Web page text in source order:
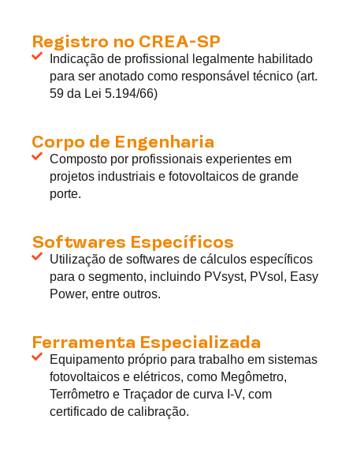
Registro no CREA-SP
Indicação de profissional legalmente habilitado
para ser anotado como responsável técnico (art.
59 da Lei 5.194/66)
Corpo de Engenharia
Composto por profissionais experientes em
projetos industriais e fotovoltaicos de grande
porte.
Softwares Específicos
Utilização de softwares de cálculos específicos
para o segmento, incluindo PVsyst, PVsol, Easy
Power, entre outros.
Ferramenta Especializada
Equipamento próprio para trabalho em sistemas
fotovoltaicos e elétricos, como Megômetro,
Terrômetro e Traçador de curva I-V, com
certificado de calibração.